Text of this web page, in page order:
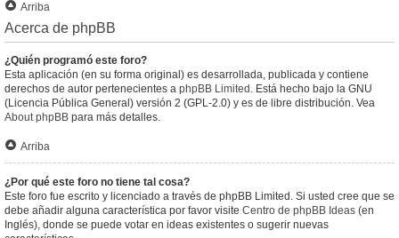
Arriba
Acerca de phpBB
¿Quién programó este foro?
Esta aplicación (en su forma original) es desarrollada, publicada y contiene
derechos de autor pertenecientes a phpBB Limited . Está hecho bajo la GNU
(Licencia Pública General) versión 2 (GPL-2.0) y es de libre distribución. Vea
About phpBB para más detalles.
Arriba
¿Por qué este foro no tiene tal cosa?
Este foro fue escrito y licenciado a través de phpBB Limited. Si usted cree que se
debe añadir alguna característica por favor visite Centro de phpBB Ideas (en
Inglés), donde se puede votar en ideas existentes o sugerir nuevas